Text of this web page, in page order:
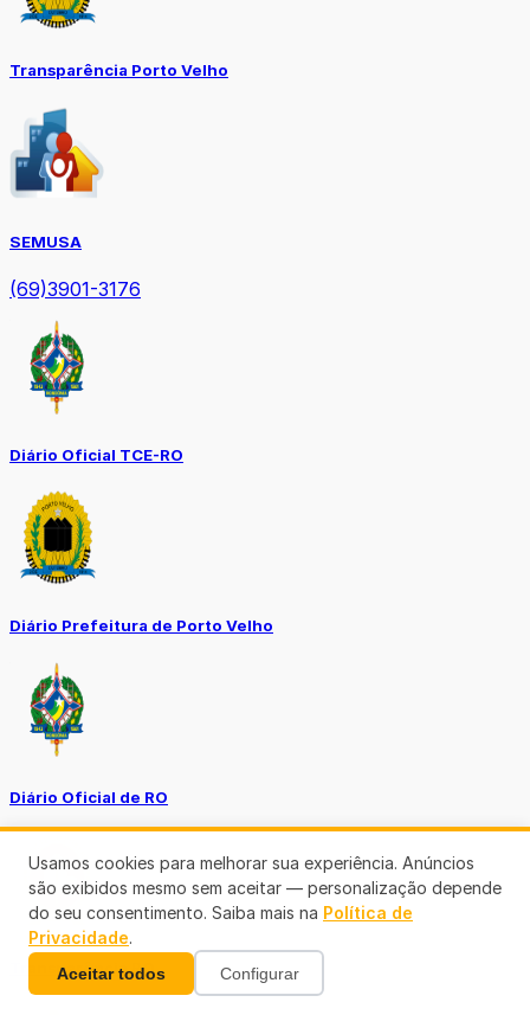
Transparência Porto Velho
SEMUSA
(69)3901-3176
Diário Oficial TCE-RO
Diário Prefeitura de Porto Velho
Diário Oficial de RO
Transparência RO
Usamos cookies para melhorar sua experiência. Anúncios
são exibidos mesmo sem aceitar — personalização depende
do seu consentimento. Saiba mais na Política de
Privacidade.
Aceitar todos Configurar